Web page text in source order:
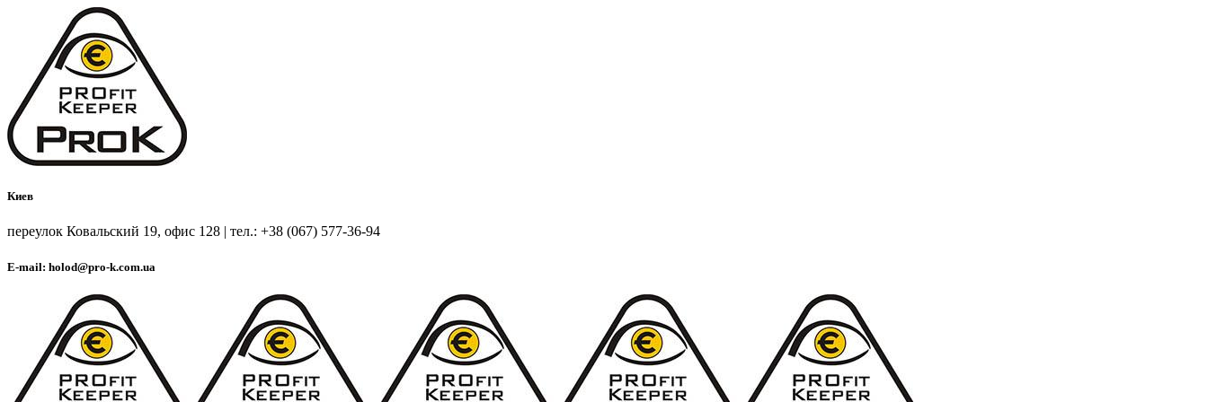
Киев
переулок Ковальский 19, офис 128 | тел.: +38 (067) 577-36-94
E-mail: holod@pro-k.com.ua